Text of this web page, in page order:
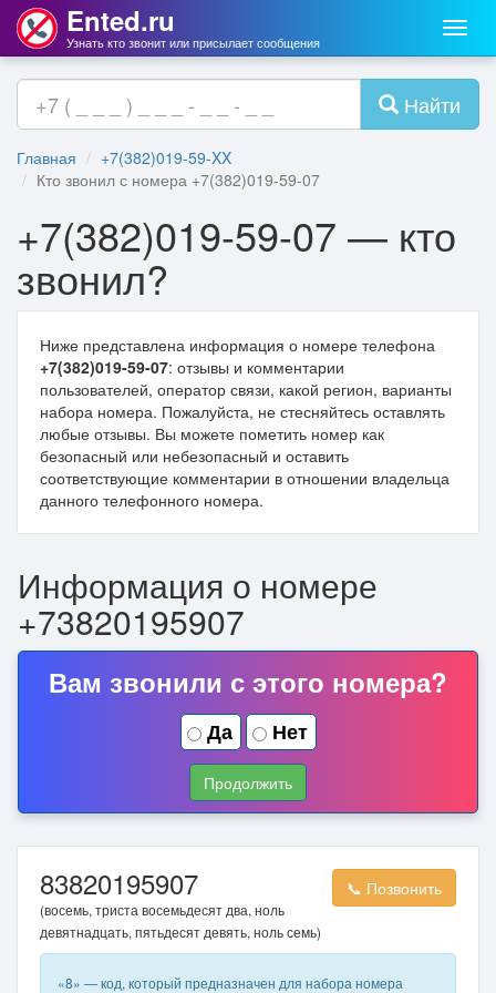
Меню
Ented.ru
Узнать кто звонит или присылает сообщения
Найти
Главная
+7(382)019-59-XX
Кто звонил с номера +7(382)019-59-07
+7(382)019-59-07 — кто
звонил?
Ниже представлена информация о номере телефона
+7(382)019-59-07: отзывы и комментарии
пользователей, оператор связи, какой регион, варианты
набора номера. Пожалуйста, не стесняйтесь оставлять
любые отзывы. Вы можете пометить номер как
безопасный или небезопасный и оставить
соответствующие комментарии в отношении владельца
данного телефонного номера.
Информация о номере
+73820195907
Вам звонили с этого номера?
Да Нет
Продолжить
83820195907 📞 Позвонить
(восемь, триста восемьдесят два, ноль
девятнадцать, пятьдесят девять, ноль семь)
«8» — код, который предназначен для набора номера